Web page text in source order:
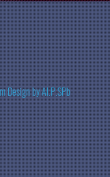
Design by Al.P.SPb